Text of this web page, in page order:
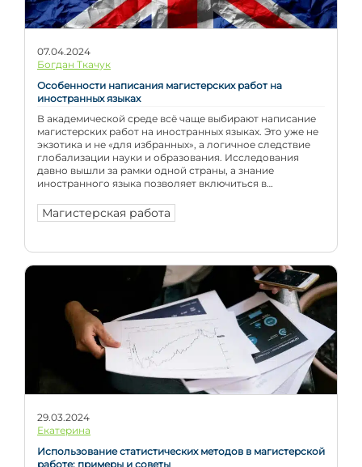
07.04.2024
Богдан Ткачук
Особенности написания магистерских работ на
иностранных языках
В академической среде всё чаще выбирают написание
магистерских работ на иностранных языках. Это уже не
экзотика и не «для избранных», а логичное следствие
глобализации науки и образования. Исследования
давно вышли за рамки одной страны, а знание
иностранного языка позволяет включиться в
заметной за пределами локального академического
круга. Особенно […]
Магистерская работа
29.03.2024
Екатерина
Использование статистических методов в магистерской
работе: примеры и советы